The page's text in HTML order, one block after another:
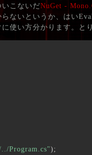
こないだNuGet -
ないというか、はい
使い方分かります。と
Program.cs") ;